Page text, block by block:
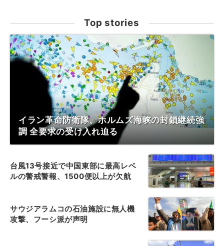
Top stories
イラン革命防衛隊、ホルムズ海峡の封鎖継続強
調 全要求の受け入れ迫る
台風13号接近で中国東部に最高レベ
ルの警戒警報、1500便以上が欠航
サウジアラムコの石油施設に無人機
攻撃、フーシ派が声明